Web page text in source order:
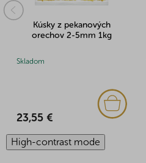
Kúsky z pekanových
orechov 2-5mm 1kg
Skladom
23,55 €
High-contrast mode